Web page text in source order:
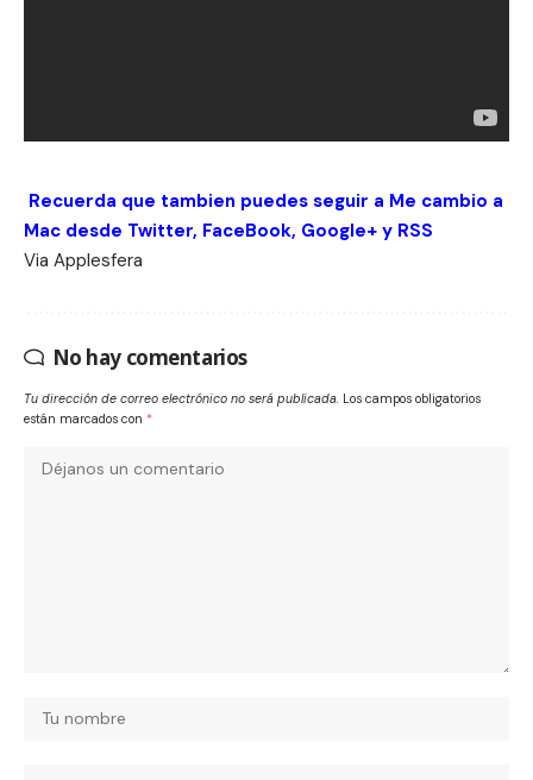
Recuerda que tambien puedes seguir a Me cambio a
Mac desde Twitter, FaceBook, Google+ y RSS
Via Applesfera
No hay comentarios
Tu dirección de correo electrónico no será publicada. Los campos obligatorios
están marcados con *